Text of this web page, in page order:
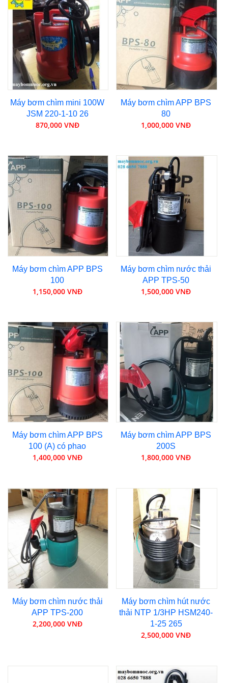
Máy bơm chìm mini 100W
JSM 220-1-10 26
870,000 VNĐ
Máy bơm chìm APP BPS
80
1,000,000 VNĐ
Máy bơm chìm APP BPS
100
1,150,000 VNĐ
Máy bơm chìm nước thải
APP TPS-50
1,500,000 VNĐ
Máy bơm chìm APP BPS
100 (A) có phao
1,400,000 VNĐ
Máy bơm chìm APP BPS
200S
1,800,000 VNĐ
Máy bơm chìm nước thải
APP TPS-200
2,200,000 VNĐ
Máy bơm chìm hút nước
thải NTP 1/3HP HSM240-
1-25 265
2,500,000 VNĐ